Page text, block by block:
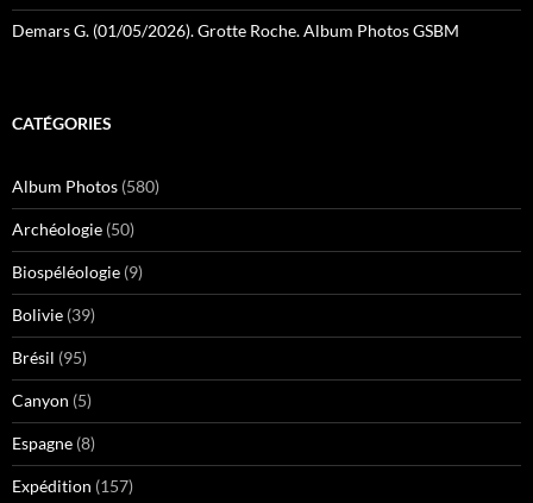
Demars G. (01/05/2026). Grotte Roche. Album Photos GSBM
CATÉGORIES
Album Photos (580)
Archéologie (50)
Biospéléologie (9)
Bolivie (39)
Brésil (95)
Canyon (5)
Espagne (8)
Expédition (157)